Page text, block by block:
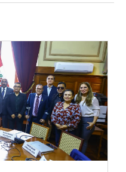
Nacional de
que las
para superar las
y evaluaciones
y en el desarrollo
niveles de calificación
contiene enfoques de